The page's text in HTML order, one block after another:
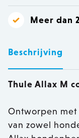
Meer dan
Beschrijving
Thule Allax M
Ontworpen
van zowel